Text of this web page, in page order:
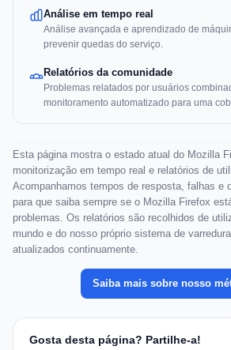
Análise em tempo real
Análise avançada e aprendizado de
prevenir quedas do serviço.
Relatórios da comunidade
Problemas relatados por usuários
monitoramento automatizado para uma
Esta página mostra o estado atual do Mozilla
monitorização em tempo real e relatórios de
Acompanhamos tempos de resposta, falhas e
para que saiba sempre se o Mozilla Firefox
problemas. Os relatórios são recolhidos de
mundo e do nosso próprio sistema de
atualizados continuamente.
Saiba mais sobre nosso
Gosta desta página? Partilhe-a!